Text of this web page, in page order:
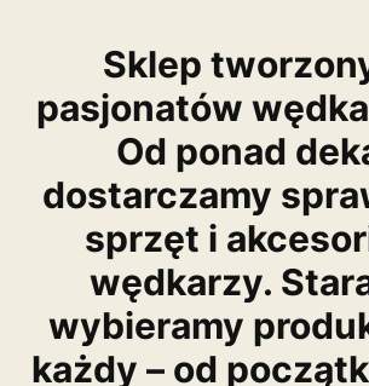
Sklep
pasjonatów
Od ponad
dostarczamy
sprzęt i
wędkarzy.
wybieramy
każdy – od